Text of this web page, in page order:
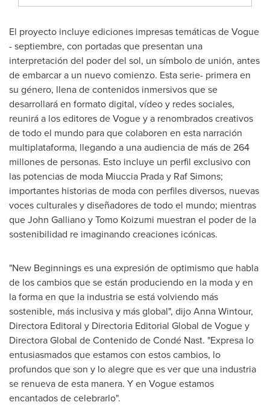
El proyecto incluye ediciones impresas temáticas de Vogue
- septiembre, con portadas que presentan una
interpretación del poder del sol, un símbolo de unión, antes
de embarcar a un nuevo comienzo. Esta serie- primera en
su género, llena de contenidos inmersivos que se
desarrollará en formato digital, vídeo y redes sociales,
reunirá a los editores de Vogue y a renombrados creativos
de todo el mundo para que colaboren en esta narración
multiplataforma, llegando a una audiencia de más de 264
millones de personas. Esto incluye un perfil exclusivo con
las potencias de moda Miuccia Prada y Raf Simons;
importantes historias de moda con perfiles diversos, nuevas
voces culturales y diseñadores de todo el mundo; mientras
que John Galliano yTomo Koizumi muestran el poder de la
sostenibilidad re imaginando creaciones icónicas.
"New Beginnings es una expresión de optimismo que habla
de los cambios que se están produciendo en la moda y en
la forma en que la industria se está volviendo más
sostenible, más inclusiva y más global", dijoAnna Wintour,
Directora Editoral y Directoria Editorial Global de Vogue y
Directora Global de Contenido de Condé Nast. "Expresa lo
entusiasmados que estamos con estos cambios, lo
profundos que son y lo alegre que es ver que una industria
se renueva de esta manera. Y en Vogue estamos
encantados de celebrarlo".